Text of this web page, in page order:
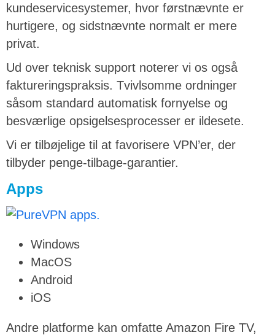
kundeservicesystemer, hvor førstnævnte er
hurtigere, og sidstnævnte normalt er mere
privat.
Ud over teknisk support noterer vi os også
faktureringspraksis. Tvivlsomme ordninger
såsom standard automatisk fornyelse og
besværlige opsigelsesprocesser er ildesete.
Vi er tilbøjelige til at favorisere VPN’er, der
tilbyder penge-tilbage-garantier.
Apps
Windows
MacOS
Android
iOS
Andre platforme kan omfatte Amazon Fire TV,